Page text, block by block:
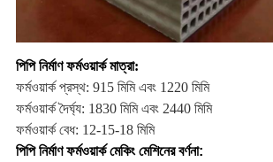
পিপি নির্মাণ ফর্মওয়ার্ক মাত্রা:
ফর্মওয়ার্ক প্রস্থ: 915 মিমি এবং 1220 মিমি
ফর্মওয়ার্কদৈর্ঘ্য: 1830 মিমি এবং 2440 মিমি
ফর্মওয়ার্কবেধ: 12-15-18 মিমি
পিপি নির্মাণ ফর্মওয়ার্ক মেকিং মেশিনের বর্ণনা: